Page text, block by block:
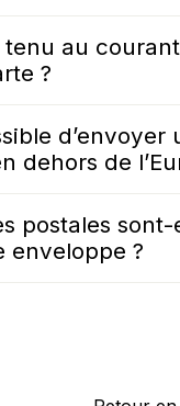
au
?
d’envoyer
dehors de
postales
enveloppe ?